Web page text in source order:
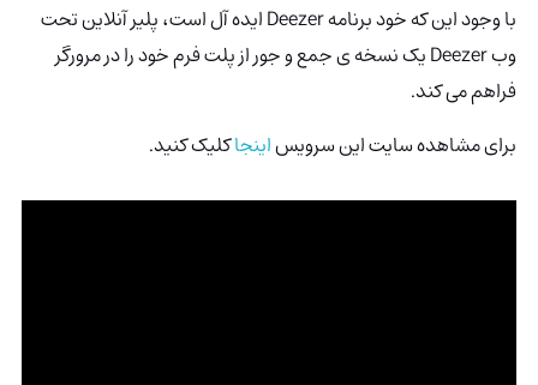
با وجود این که خود برنامه Deezer ایده آل است، پلیر آنلاین تحت
وب Deezer یک نسخه ی جمع و جور از پلت فرم خود را در مرورگر
فراهم می کند.
برای مشاهده سایت این سرویساینجاکلیک کنید.